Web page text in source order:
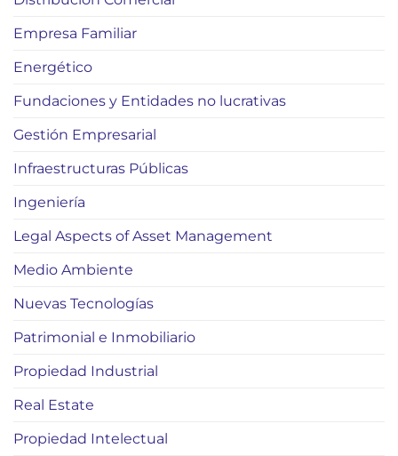
Empresa Familiar
Energético
Fundaciones y Entidades no lucrativas
Gestión Empresarial
Infraestructuras Públicas
Ingeniería
Legal Aspects of Asset Management
Medio Ambiente
Nuevas Tecnologías
Patrimonial e Inmobiliario
Propiedad Industrial
Real Estate
Propiedad Intelectual